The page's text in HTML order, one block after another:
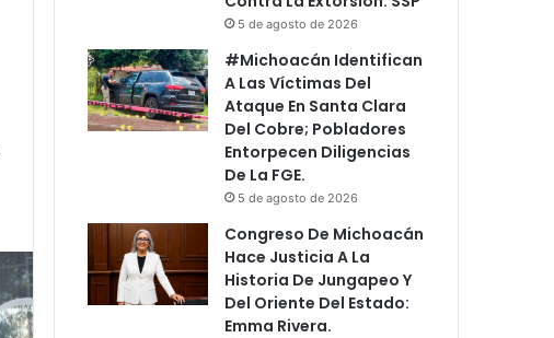
5 de agosto de 2026
#Michoacán Identifican
A Las Víctimas Del
Ataque En Santa Clara
Del Cobre; Pobladores
Entorpecen Diligencias
De La FGE.
5 de agosto de 2026
Congreso De Michoacán
Hace Justicia A La
Historia De Jungapeo Y
Del Oriente Del Estado:
Emma Rivera.